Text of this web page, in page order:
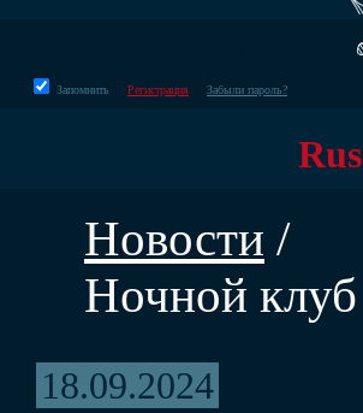
Запомнить Регистрация Забыли пароль?
Rus
Новости /
Ночной клуб
18.09.2024